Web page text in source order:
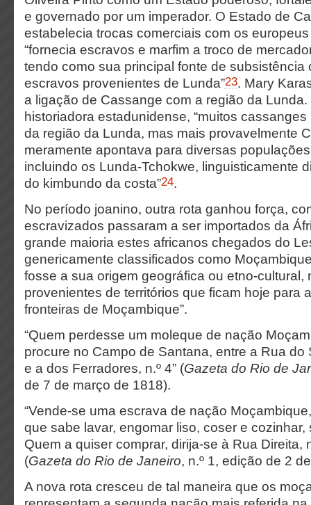
e governado por um imperador. O Estado de
estabelecia trocas comerciais com os
“fornecia escravos e marfim a troco de
tendo como sua principal fonte de subsistência
escravos provenientes de Lunda”23. Mary
a ligação de Cassange com a região da
historiadora estadunidense, “muitos
da região da Lunda, mas mais provavelmente
meramente apontava para diversas
incluindo os Lunda-Tchokwe, linguisticamente
do kimbundo da costa”24.
No período joanino, outra rota ganhou força,
escravizados passaram a ser importados da
grande maioria estes africanos chegados do
genericamente classificados como
fosse a sua origem geográfica ou etno-cultural,
provenientes de territórios que ficam hoje para
fronteiras de Moçambique”.
“Quem perdesse um moleque de nação
procure no Campo de Santana, entre a Rua do
e a dos Ferradores, n.º 4” (Gazeta do Rio de
de 7 de março de 1818).
“Vende-se uma escrava de nação
que sabe lavar, engomar liso, coser e cozinhar,
Quem a quiser comprar, dirija-se à Rua Direita,
(Gazeta do Rio de Janeiro, n.º 1, edição de 2
A nova rota cresceu de tal maneira que os